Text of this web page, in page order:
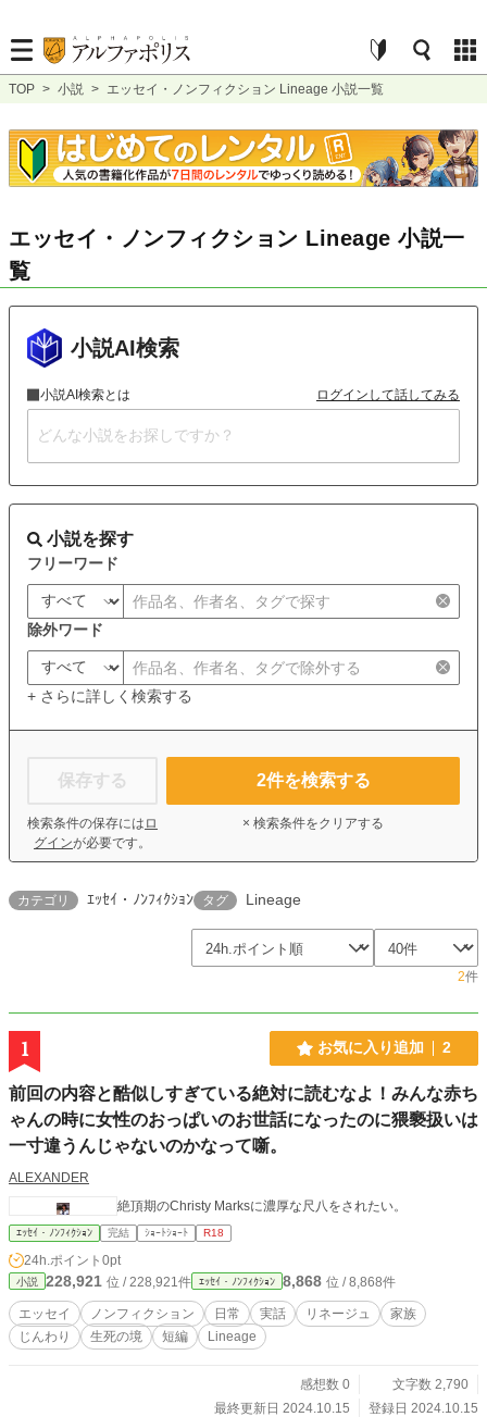
TOP > 小説 > エッセイ・ノンフィクション Lineage 小説一覧
エッセイ・ノンフィクション Lineage 小説一
覧
小説AI検索
小説AI検索とは ログインして話してみる
小説を探す
フリーワード
除外ワード
+ さらに詳しく検索する
保存する
検索条件の保存には ロ
グインが必要です。
2件を検索する
× 検索条件をクリアする
カテゴリ ｴｯｾｲ・ﾉﾝﾌｨｸｼｮﾝ タグ Lineage
2件
1 お気に入り追加 2
前回の内容と酷似しすぎている絶対に読むなよ！みんな赤ち
ゃんの時に女性のおっぱいのお世話になったのに猥褻扱いは
一寸違うんじゃないのかなって噺。
ALEXANDER
絶頂期のChristy Marksに濃厚な尺八をされたい。
ｴｯｾｲ・ﾉﾝﾌｨｸｼｮﾝ 完結 ｼｮｰﾄｼｮｰﾄ R18
24h.ポイント 0pt
小説 228,921 位 / 228,921件 ｴｯｾｲ・ﾉﾝﾌｨｸｼｮﾝ 8,868 位 / 8,868件
エッセイ ノンフィクション 日常 実話 リネージュ
家族
じんわり
生死の境 短編 Lineage
感想数 0
文字数 2,790
最終更新日 2024.10.15
登録日 2024.10.15